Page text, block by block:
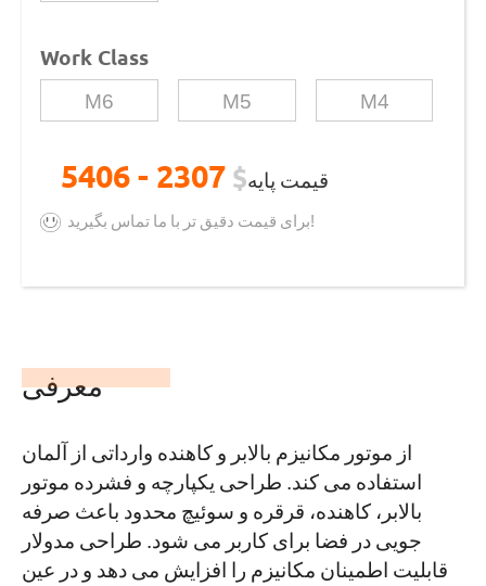
Work Class
M6 M5 M4
قیمت پایه$
2307 - 5406
برای قیمت دقیق تر با ما تماس بگیرید!
معرفی
از موتور مکانیزم بالابر و کاهنده وارداتی از آلمان
استفاده می کند. طراحی یکپارچه و فشرده موتور
بالابر، کاهنده، قرقره و سوئیچ محدود باعث صرفه
جویی در فضا برای کاربر می شود. طراحی مدولار
قابلیت اطمینان مکانیزم را افزایش می دهد و در عین